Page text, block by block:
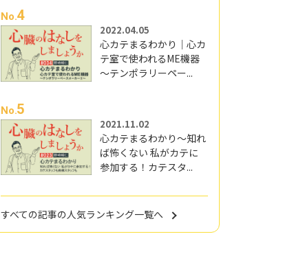
No.4
2022.04.05
心カテまるわかり｜心カ
テ室で使われるME機器
～テンポラリーペー...
No.5
2021.11.02
心カテまるわかり～知れ
ば怖くない 私がカテに
参加する！カテスタ...
すべての記事の人気ランキング一覧へ